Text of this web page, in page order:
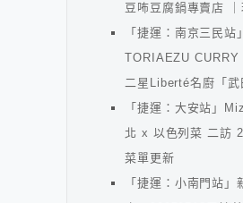
豆咘豆腐鍋專賣店
「捷運：南京三民
TORIAEZU CURRY
二星Liberté名廚「武
「捷運：大安站」
北 x 以色列菜 二訪
菜單更新
「捷運：小南門站